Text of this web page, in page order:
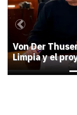
Von Der
Limpia y el
Previous